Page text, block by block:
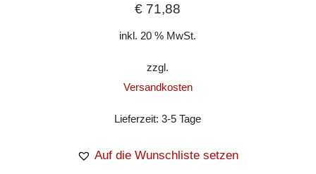
€ 71,88
inkl. 20 % MwSt.
zzgl.
Versandkosten
Lieferzeit:3-5 Tage
Auf die Wunschliste setzen